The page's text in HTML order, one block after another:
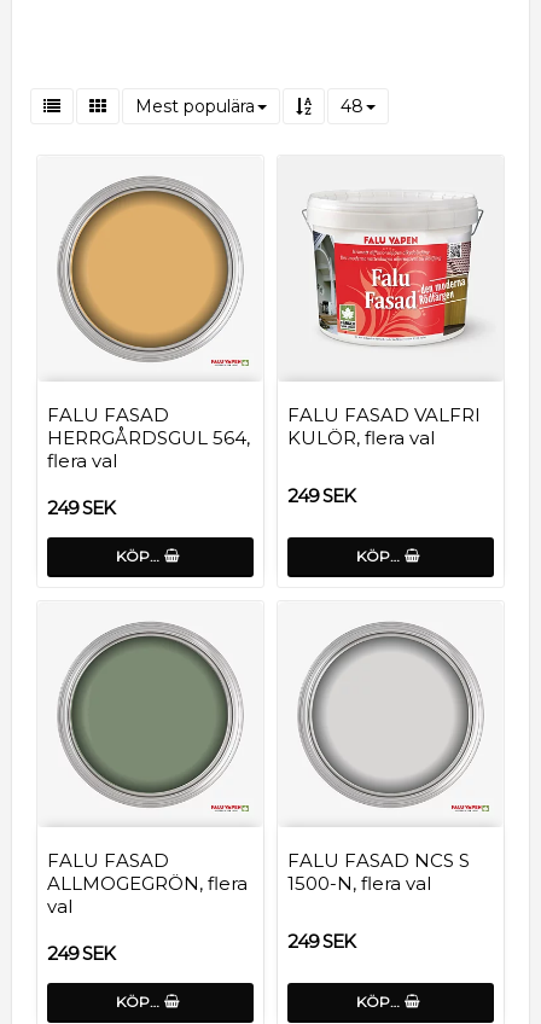
Mest populära 48
FALU FASAD
HERRGÅRDSGUL 564,
flera val
249 SEK
KÖP…
FALU FASAD VALFRI
KULÖR, flera val
249 SEK
KÖP…
FALU FASAD
ALLMOGEGRÖN, flera
val
249 SEK
KÖP…
FALU FASAD NCS S
1500-N, flera val
249 SEK
KÖP…